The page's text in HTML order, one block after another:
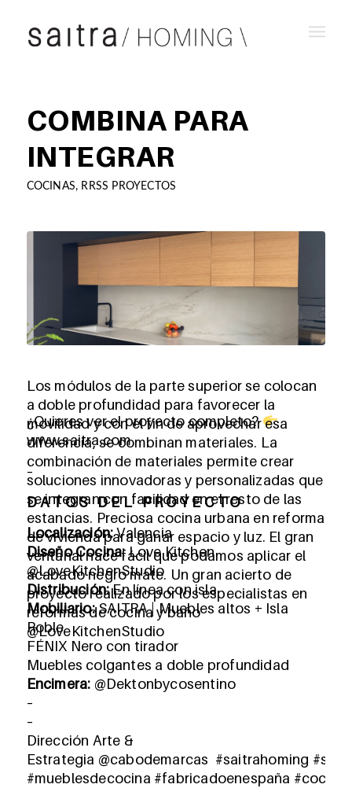
COMBINA PARA
INTEGRAR
COCINAS, RRSS PROYECTOS
Los módulos de la parte superior se colocan
a doble profundidad para favorecer la
movilidad y con el fin de aprovechar esa
diferencia, se combinan materiales. La
combinación de materiales permite crear
soluciones innovadoras y personalizadas que
se integran con facilidad en el resto de las
estancias. Preciosa cocina urbana en reforma
de vivienda para ganar espacio y luz. El gran
ventanal hace fácil que podamos aplicar el
acabado negro mate. Un gran acierto de
proyecto realizado por los especialistas en
reformas de cocina y baño
@LoveKitchenStudio
¿Quieres ver el proyecto completo?
www.saitra.com
–
D A T O S D E L P R O Y E C T O
Localización:Valencia
Diseño Cocina:Love Kitchen
@LoveKitchenStudio
Distribución:En línea con isla
Mobiliario:SAITRA | Muebles altos + Isla
Roble
FÉNIX Nero con tirador
Muebles colgantes a doble profundidad
Encimera: @Dektonbycosentino
–
–
Dirección Arte &
Estrategia @cabodemarcas #saitrahoming
#mueblesdecocina #fabricadoenespaña